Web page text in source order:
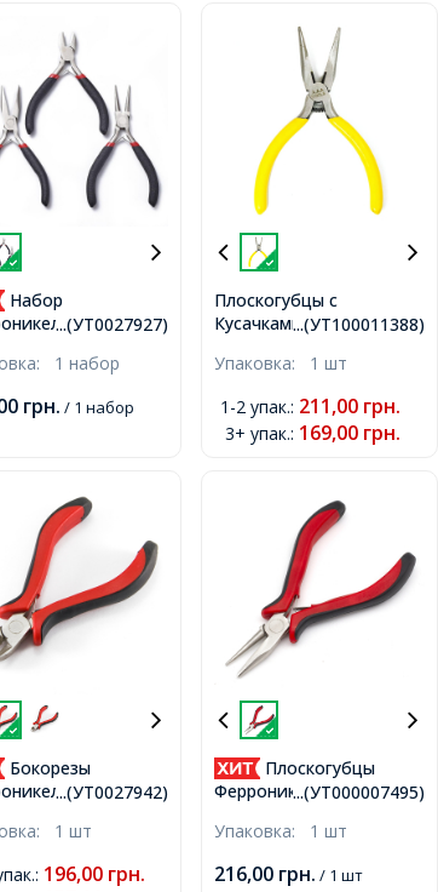
...(УТ0027927)
Набор
и Бижутерии,
Бокорезы,
1 набор
грн. / 1 набор
...(УТ100011388)
Плоскогубцы с
Кусачками
Инструмент для
из Углеродистой Стали,
Желтый, 13.5x5.5см,
Упаковка: 1 шт
1-2 упак.: 211,00 грн.
3+ упак.: 169,00 грн.
...(УТ0027942)
Бокорезы
1 шт
: 196,00 грн.
...(УТ000007495)
Плоскогубцы
Ферроникелевые
Круглым Носиком,
Рукоделия и Бижутерии,
Упаковка: 1 шт
216,00 грн. / 1 шт